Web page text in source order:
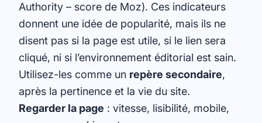
Authority – score de Moz). Ces indicateurs
donnent une idée de popularité, mais ils ne
disent pas si la page est utile, si le lien sera
cliqué, ni si l’environnement éditorial est sain.
Utilisez-les comme un repère secondaire,
après la pertinence et la vie du site.
Regarder la page : vitesse, lisibilité, mobile,